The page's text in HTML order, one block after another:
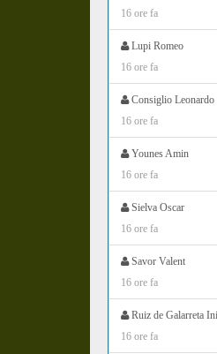
16 ore fa
Lupi Romeo
16 ore fa
Consiglio Leonardo
16 ore fa
Younes Amin
16 ore fa
Sielva Oscar
16 ore fa
Savor Valent
16 ore fa
Ruiz de Galarreta
16 ore fa